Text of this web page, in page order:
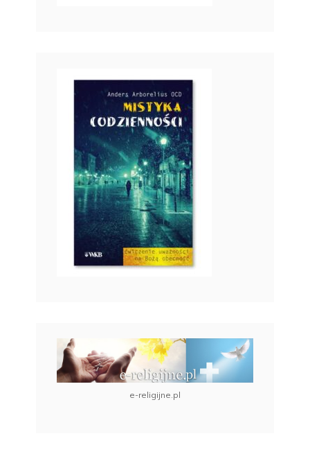
e-religijne.pl